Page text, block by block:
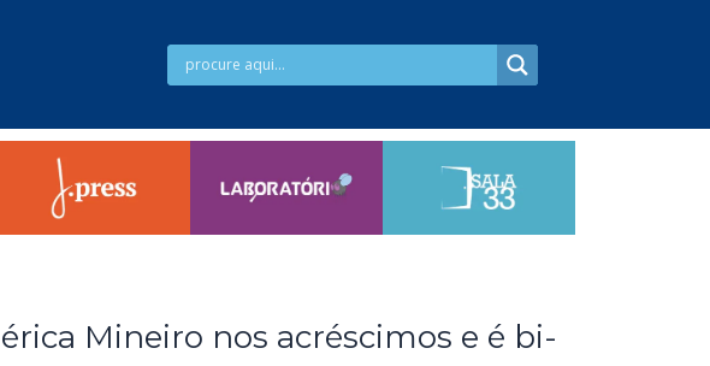
Mineiro nos acréscimos e é bi-